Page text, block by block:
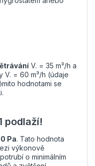
V. = 35 m³/h a
V. = 60 m³/h (údaje
hodnotami se
podlaží!
Pa. Tato hodnota
výkonově
o minimálním